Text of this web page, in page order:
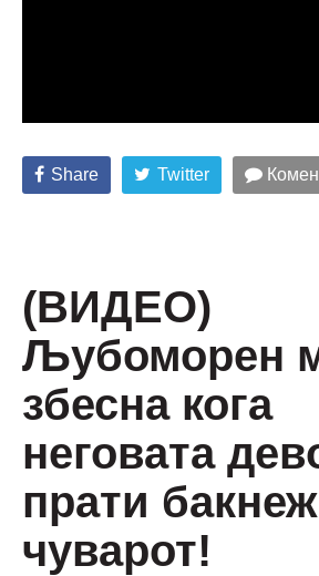
Share Twitter
(ВИДЕО)
Љубоморен
збесна кога
неговата
прати
чуварот!